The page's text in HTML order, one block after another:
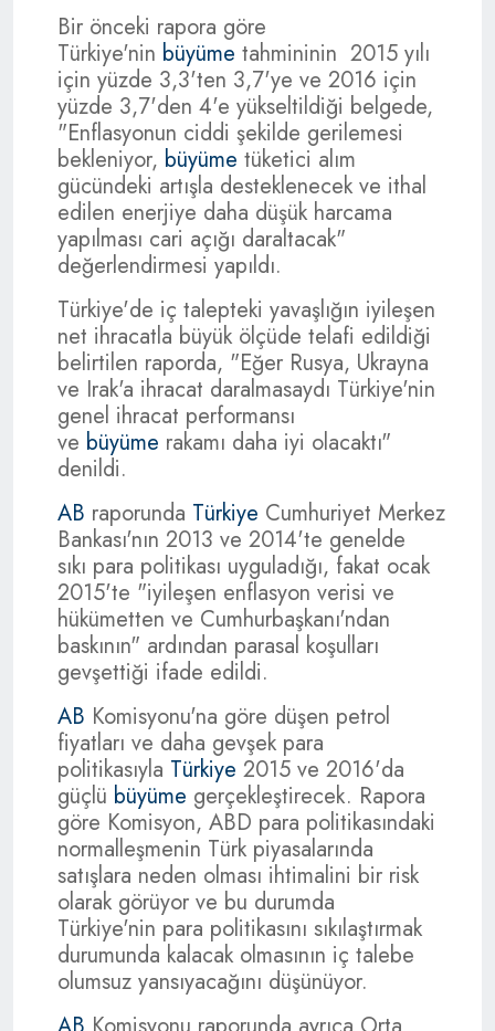
Bir önceki rapora göre
Türkiye'nin büyüme tahmininin 2015 yılı
için yüzde 3,3'ten 3,7'ye ve 2016 için
yüzde 3,7'den 4'e yükseltildiği belgede,
"Enflasyonun ciddi şekilde gerilemesi
bekleniyor, büyüme tüketici alım
gücündeki artışla desteklenecek ve ithal
edilen enerjiye daha düşük harcama
yapılması cari açığı daraltacak"
değerlendirmesi yapıldı.
Türkiye'de iç talepteki yavaşlığın iyileşen
net ihracatla büyük ölçüde telafi edildiği
belirtilen raporda, "Eğer Rusya, Ukrayna
ve Irak'a ihracat daralmasaydı Türkiye'nin
genel ihracat performansı
ve büyüme rakamı daha iyi olacaktı"
denildi.
AB raporunda Türkiye Cumhuriyet Merkez
Bankası'nın 2013 ve 2014'te genelde
sıkı para politikası uyguladığı, fakat ocak
2015'te "iyileşen enflasyon verisi ve
hükümetten ve Cumhurbaşkanı'ndan
baskının" ardından parasal koşulları
gevşettiği ifade edildi.
AB Komisyonu'na göre düşen petrol
fiyatları ve daha gevşek para
politikasıyla Türkiye 2015 ve 2016'da
güçlü büyüme gerçekleştirecek. Rapora
göre Komisyon, ABD para politikasındaki
normalleşmenin Türk piyasalarında
satışlara neden olması ihtimalini bir risk
olarak görüyor ve bu durumda
Türkiye'nin para politikasını sıkılaştırmak
durumunda kalacak olmasının iç talebe
olumsuz yansıyacağını düşünüyor.